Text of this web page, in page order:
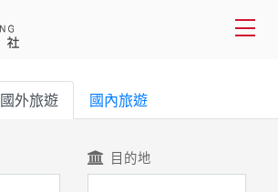
會員登入
國內旅遊
國外旅遊 國內旅遊
目的地